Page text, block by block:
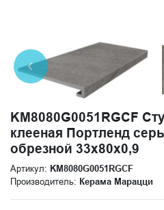
KM8080G0051RGCF
клееная Портленд
обрезной 33x80x0,9
Артикул: KM8080G0051RGCF
Производитель: Керама Марацци